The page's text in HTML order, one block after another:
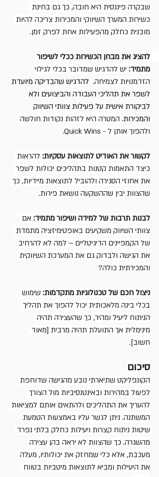
שבקרה פיננסית היא חובה, כך גם בחינת
כשירות המערך השיווקי והמכירות צריכה להיות
מובנית כחלק מהפעילות אחת לפרק זמן.
להציג את מבחן הכשירות ככלי לשיפור
מתמיד: יש להדגיש שמדובר בכלי לגילוי
הזדמנויות לצמיחה. להדגיש שהבדיקה מיועדת
לשפר את תהליכי העבודה והביצועים ולא
לביקורת אישית על פעילות צוותי השיווק
והמכירות. המטרה היא לזהות נקודות חולשה
ולהפוך אותן ל - Quick Wins.
לקשור את האודיט לתוצאות עסקיות: להראות
כיצד התאמות קטנות בתהליכים יכולות לשפר
את אחוזי הסגירה ולהוביל לתוצאות מיידיות, כך
שהצוות יבין שההשקעה נושאת פירות.
לבנות תרבות של למידה ושיפור מתמיד: אם
צוותי השיווק משקיעים באופטימיזציה מתמדת
של הקמפיינים הדיגיטליים – למה לא להרחיב
את הגישה ולבדוק גם את המערכת השיווקית
והמכירתית כולה?
ניצול חכם של טכנולוגיות מתקדמות: שימוש
בכלי בינה מלאכותית יכול להפוך את תהליך
הניתוח ליעיל ומהיר, כך שהעצירה תהיה
מינימלית אך התועלת תהיה מרבית [מאוד
חשוב].
סיכום
הקונפליקט שתיארתי נובע מהגישה שדוחפת
לפעול במהירות ובאינטנסיביות מול הצורך
להעריך את התהליכים ולהתאים אותם למציאות
המשתנה. ניתן לגשר עליו באמצעות הטמעת
שיטות ניתוח קצרות ויעילות כחלק בלתי נפרד
מהשגרה. כך שהצוות לא יראה בהן עצירה
מעכבת, אלא כלי שמחזק את יכולותיו, מעלה
את היעילות ומביא לתוצאות מיטביות בטווח